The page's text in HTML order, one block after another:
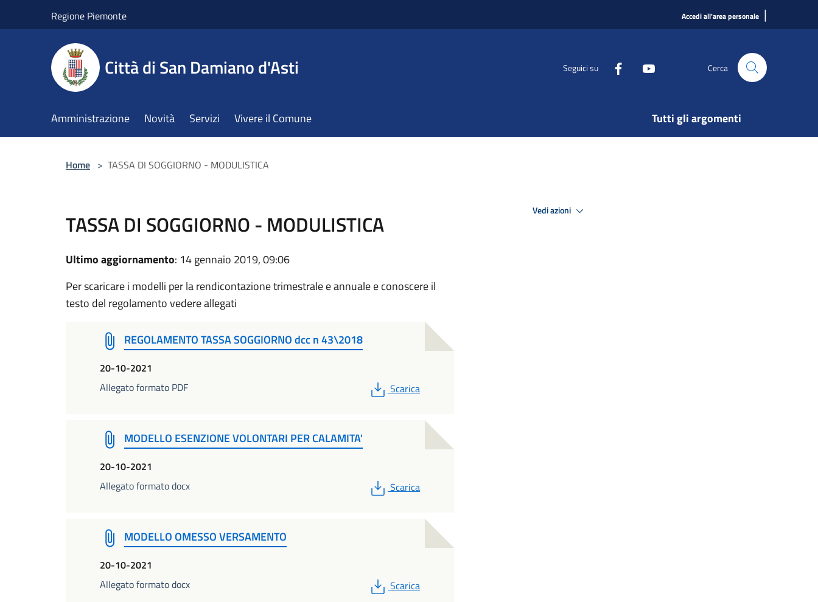
Regione Piemonte Accedi all'area personale |
Città di San Damiano d'Asti Seguici su Cerca
Amministrazione Novità Servizi Vivere il Comune Tutti gli argomenti
Home > TASSA DI SOGGIORNO - MODULISTICA
TASSA DI SOGGIORNO - MODULISTICA
Ultimo aggiornamento: 14 gennaio 2019, 09:06
Per scaricare i modelli per la rendicontazione trimestrale e annuale e conoscere il
testo del regolamento vedere allegati
REGOLAMENTO TASSA SOGGIORNO dcc n 43\2018
20-10-2021
Allegato formato PDF
PDF
Scarica
MODELLO ESENZIONE VOLONTARI PER CALAMITA'
20-10-2021
Allegato formato docx
PDF
Scarica
MODELLO OMESSO VERSAMENTO
20-10-2021
Allegato formato docx
PDF
Scarica
Vedi azioni